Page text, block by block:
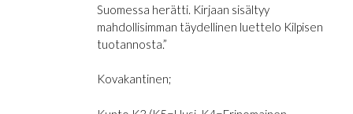
Suomessa herätti. Kirjaan sisältyy
mahdollisimman täydellinen luettelo Kilpisen
tuotannosta.”
Kovakantinen;